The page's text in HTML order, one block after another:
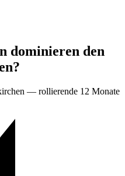
dominieren den
— rollierende 12 Monate